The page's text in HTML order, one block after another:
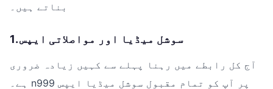
بناتے ہیں۔
1. سوشل میڈیا اور مواصلاتی ایپس
آج کل رابطے میں رہنا پہلے سے کہیں زیادہ ضروری
ہے۔ n999 پر آپ کو تمام مقبول سوشل میڈیا ایپس